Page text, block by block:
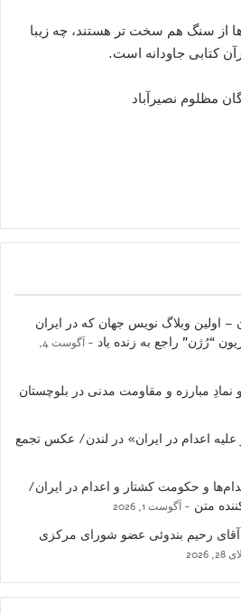
از سنگ هم سخت تر هستند، چه زیبا
کتابی جاودانه است.
مظلوم نصیرآباد
– اولین وبلاگ نویس جهان که در ایران
“رُژن” راجع به زنده یاد
آگوست 4,
نمادِ مبارزه و مقاومت مدنی در بلوچستان
اعدام در ایران» در لندن/ عکس تجمع
و حکومت کشتار و اعدام در ایران/
متن
آگوست 1, 2026
آقای رحیم بندوئی عضو شورای مرکزی
2026